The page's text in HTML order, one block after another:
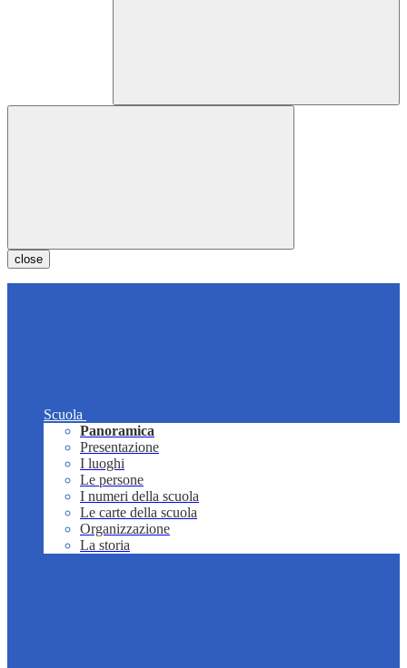
close
Scuola
Panoramica
Presentazione
I luoghi
Le persone
I numeri della scuola
Le carte della scuola
Organizzazione
La storia